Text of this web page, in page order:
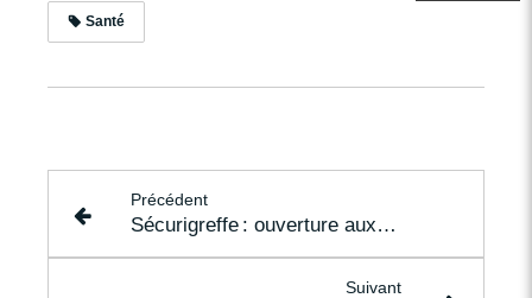
Santé
Précédent
Sécurigreffe : ouverture aux avocats
Suivant